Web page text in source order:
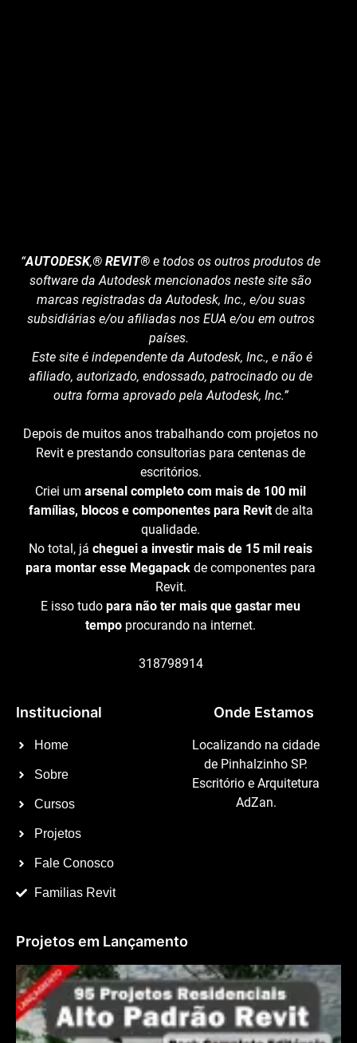
“AUTODESK,® REVIT® e todos os outros produtos de
software da Autodesk mencionados neste site são
marcas registradas da Autodesk, Inc., e/ou suas
subsidiárias e/ou afiliadas nos EUA e/ou em outros
países.
Este site é independente da Autodesk, Inc., e não é
afiliado, autorizado, endossado, patrocinado ou de
outra forma aprovado pela Autodesk, Inc.”
Depois de muitos anos trabalhando com projetos no
Revit e prestando consultorias para centenas de
escritórios.
Criei um arsenal completo com mais de 100 mil
famílias, blocos e componentes para Revitde alta
qualidade.
No total, já cheguei a investir mais de 15 mil reais
para montar esse Megapack de componentes para
Revit.
E isso tudo para não ter mais que gastar meu
tempo procurando na internet.
318798914
Institucional
Home
Sobre
Cursos
Projetos
Fale Conosco
Familias Revit
Onde Estamos
Localizando na cidade
de Pinhalzinho SP.
Escritório e Arquitetura
AdZan.
Projetos em Lançamento